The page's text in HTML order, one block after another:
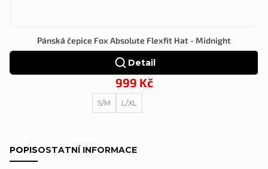
Pánská čepice Fox Absolute Flexfit Hat - Midnight
999 Kč
Detail
S/M L/XL
POPISOSTATNÍ INFORMACE